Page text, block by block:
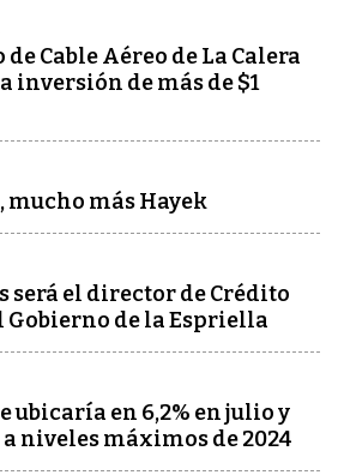
Cable Aéreo de La Calera
inversión de más de $1
mucho más Hayek
será el director de Crédito
Gobierno de la Espriella
ubicaría en 6,2% en julio y
niveles máximos de 2024